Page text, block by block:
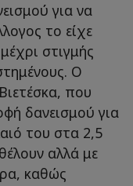
για να
το είχε
στιγμής
Ο
που
δανεισμού για
του στα 2,5
αλλά με
καθώς